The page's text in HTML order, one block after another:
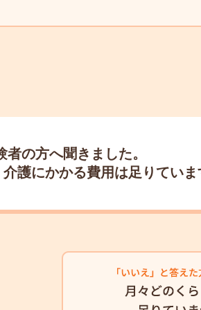
者の方へ聞きました。
介護にかかる費用は足りてい